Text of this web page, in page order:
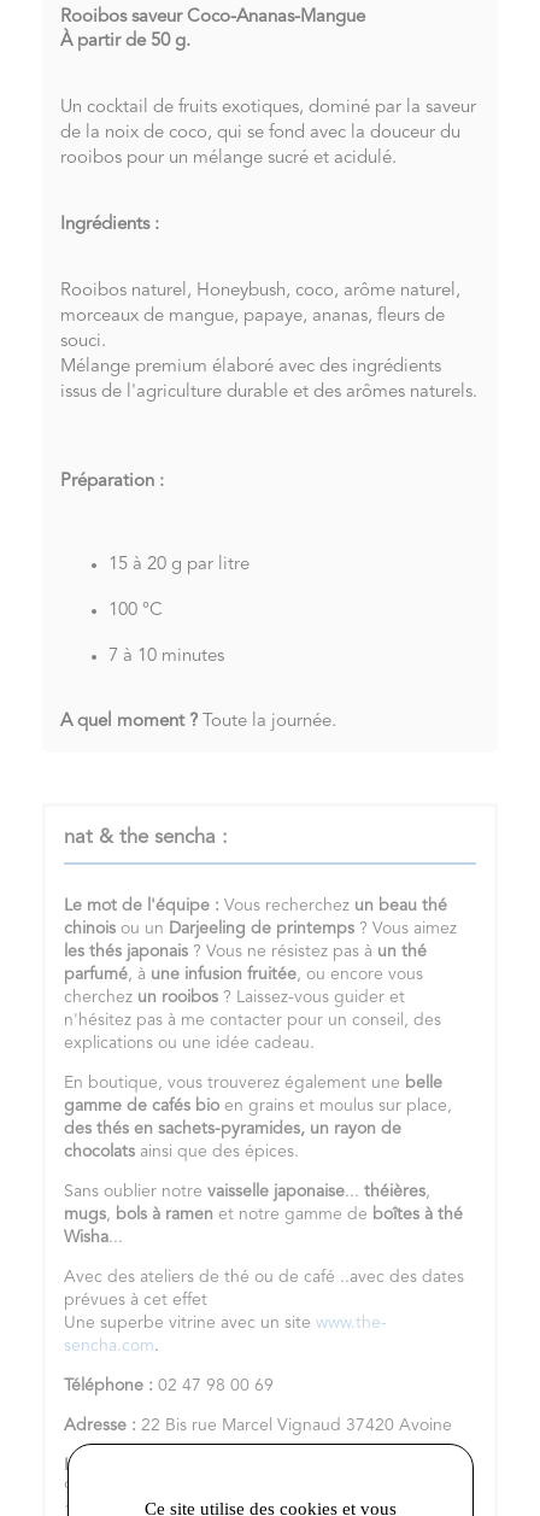
Rooibos saveur Coco-Ananas-Mangue
À partir de 50 g.
Un cocktail de fruits exotiques, dominé par la saveur
de la noix de coco, qui se fond avec la douceur du
rooibos pour un mélange sucré et acidulé.
Ingrédients :
Rooibos naturel, Honeybush, coco, arôme naturel,
morceaux de mangue, papaye, ananas, fleurs de
souci.
Mélange premium élaboré avec des ingrédients
issus de l'agriculture durable et des arômes naturels.
Préparation :
15 à 20 g par litre
100 °C
7 à 10 minutes
A quel moment ? Toute la journée.
nat & the sencha :
Le mot de l'équipe : Vous recherchez un beau thé
chinois ou un Darjeeling de printemps ? Vous aimez
les thés japonais ? Vous ne résistez pas à un thé
parfumé, à une infusion fruitée, ou encore vous
cherchez un rooibos ? Laissez-vous guider et
n'hésitez pas à me contacter pour un conseil, des
explications ou une idée cadeau.
En boutique, vous trouverez également une belle
gamme de cafés bio en grains et moulus sur place,
des thés en sachets-pyramides, un rayon de
chocolats ainsi que des épices.
Sans oublier notre vaisselle japonaise... théières,
mugs, bols à ramen et notre gamme de boîtes à thé
Wisha...
Avec des ateliers de thé ou de café ..avec des dates
prévues à cet effet
Une superbe vitrine avec un site www.the-
sencha.com.
Téléphone : 02 47 98 00 69
Adresse : 22 Bis rue Marcel Vignaud 37420 Avoine
Horaires d'ouvertures :
9H30 A 12H30 ET DE 14H 30 A 19H LE SAMEDI DE
10H A 18 H SAUF PERIODE DE FETES
Ce site utilise des cookies et vous